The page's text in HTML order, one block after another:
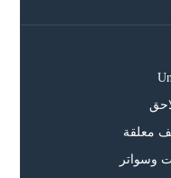
معلقة
وسواتر